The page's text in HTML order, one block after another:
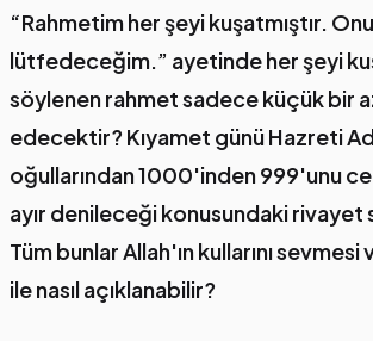
“Rahmetim her şeyi kuşatmıştır.
lütfedeceğim.” ayetinde her şeyi
söylenen rahmet sadece küçük bir
edecektir? Kıyamet günü Hazreti
oğullarından 1000'inden 999'unu
ayır denileceği konusundaki rivayet
Tüm bunlar Allah'ın kullarını
ile nasıl açıklanabilir?